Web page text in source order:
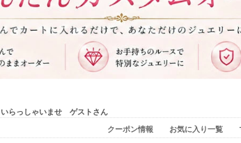
いらっしゃいませ ゲストさん
クーポン情報 お気に入り一覧